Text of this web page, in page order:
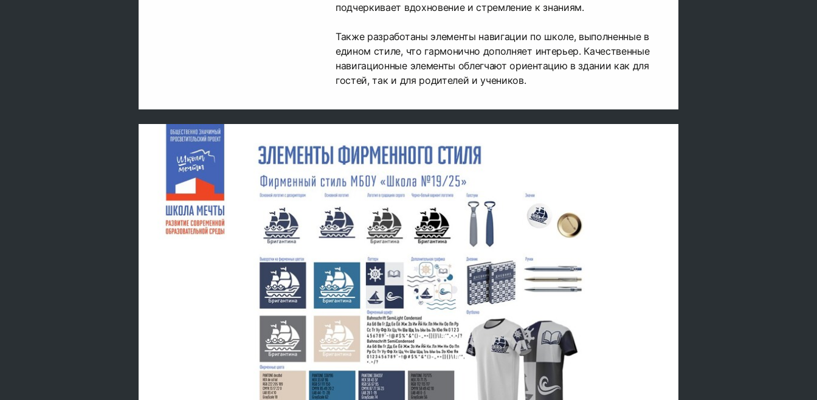
подчеркивает вдохновение и стремление к знаниям.
Также разработаны элементы навигации по школе, выполненные в
едином стиле, что гармонично дополняет интерьер. Качественные
навигационные элементы облегчают ориентацию в здании как для
гостей, так и для родителей и учеников.